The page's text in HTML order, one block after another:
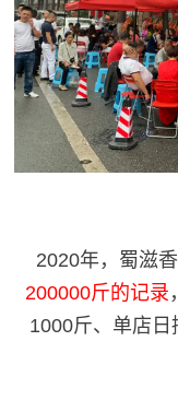
2020年，蜀滋
200000斤的记录
1000斤、单店